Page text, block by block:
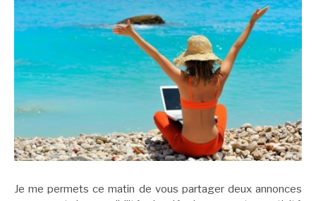
Je me permets ce matin de vous partager deux annonces